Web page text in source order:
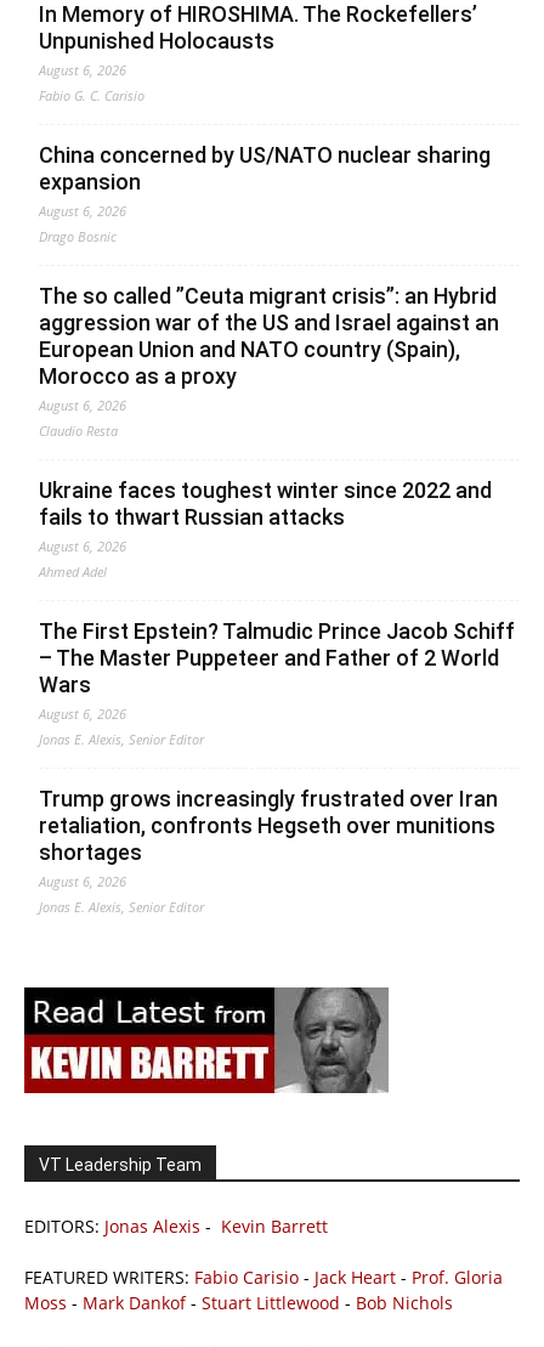
In Memory of HIROSHIMA. The Rockefellers’
Unpunished Holocausts
August 6, 2026
Fabio G. C. Carisio
China concerned by US/NATO nuclear sharing
expansion
August 6, 2026
Drago Bosnic
The so called ”Ceuta migrant crisis”: an Hybrid
aggression war of the US and Israel against an
European Union and NATO country (Spain),
Morocco as a proxy
August 6, 2026
Claudio Resta
Ukraine faces toughest winter since 2022 and
fails to thwart Russian attacks
August 6, 2026
Ahmed Adel
The First Epstein? Talmudic Prince Jacob Schiff
– The Master Puppeteer and Father of 2 World
Wars
August 6, 2026
Jonas E. Alexis, Senior Editor
Trump grows increasingly frustrated over Iran
retaliation, confronts Hegseth over munitions
shortages
August 6, 2026
Jonas E. Alexis, Senior Editor
VT Leadership Team
EDITORS: Jonas Alexis - Kevin Barrett
FEATURED WRITERS: Fabio Carisio - Jack Heart - Prof. Gloria
Moss - Mark Dankof- Stuart Littlewood - Bob Nichols